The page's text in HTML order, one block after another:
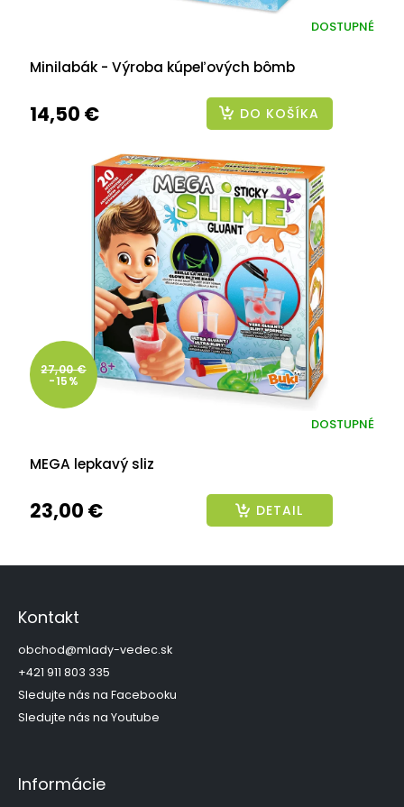
Minilabák - Výroba kúpeľových bômb
DOSTUPNÉ
14,50 € DO KOŠÍKA
27,00 €
-15%
MEGA lepkavý sliz
DOSTUPNÉ
23,00 € DETAIL
Kontakt
obchod@mlady-vedec.sk
+421 911 803 335
Sledujte nás na Facebooku
Sledujte nás na Youtube
Informácie